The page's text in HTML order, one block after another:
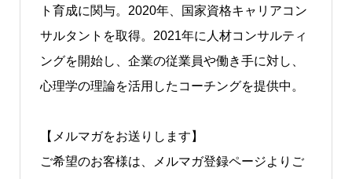
ト育成に関与。2020年、国家資格キャリアコン
サルタントを取得。2021年に⼈材コンサルティ
ングを開始し、企業の従業員や働き手に対し、
心理学の理論を活用したコーチングを提供中。
【メルマガをお送りします】
ご希望のお客様は、メルマガ登録ページよりご